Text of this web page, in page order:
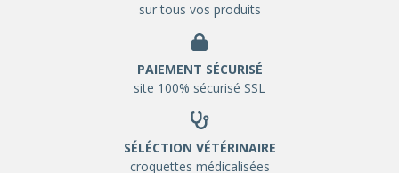
sur tous vos produits
PAIEMENT SÉCURISÉ
site 100% sécurisé SSL
SÉLÉCTION VÉTÉRINAIRE
croquettes médicalisées